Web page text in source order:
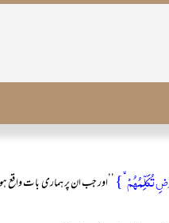
تُکَلِّمُہُمۡ ۙ} ’’اور جب ان پر ہماری بات